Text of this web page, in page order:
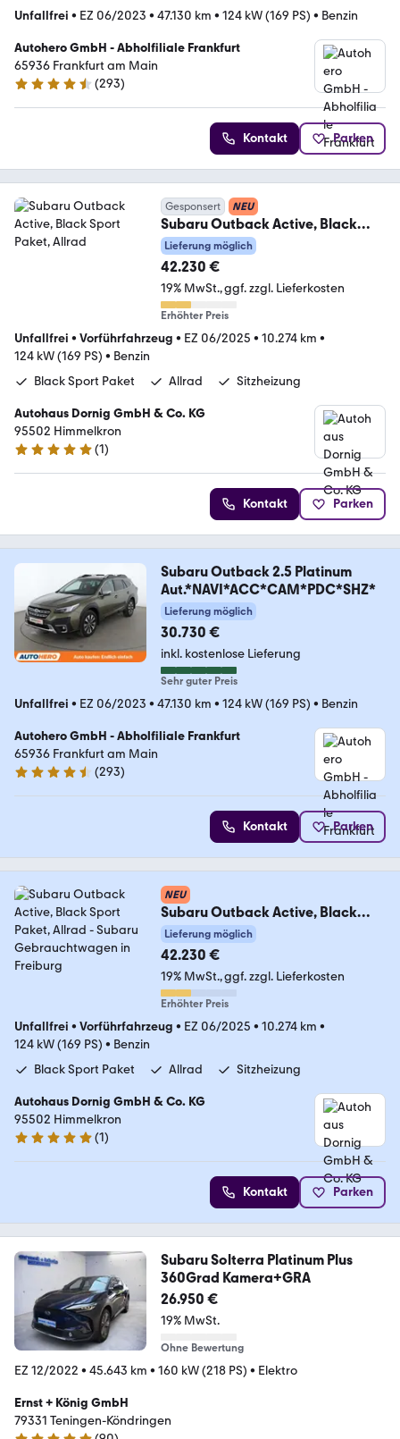
Unfallfrei • EZ 06/2023 • 47.130 km • 124 kW (169 PS) • Benzin
Autohero GmbH - Abholfiliale Frankfurt
65936 Frankfurt am Main
4.6 Sterne
(293)
Kontakt Parken
Gesponsert NEU
Subaru Outback Active, Black
Sport Paket, Allrad
Lieferung möglich
42.230 €
19% MwSt. ggf. zzgl. Lieferkosten
Erhöhter Preis
Unfallfrei • Vorführfahrzeug • EZ 06/2025 • 10.274 km •
124 kW (169 PS) • Benzin
Black Sport Paket
Allrad Sitzheizung
Autohaus Dornig GmbH & Co. KG
95502 Himmelkron
5 Sterne
(1)
Kontakt Parken
Subaru Outback 2.5 Platinum
Aut.*NAVI*ACC*CAM*PDC*SHZ*
Lieferung möglich
30.730 €
inkl. kostenlose Lieferung
Sehr guter Preis
Unfallfrei • EZ 06/2023 • 47.130 km • 124 kW (169 PS) • Benzin
Autohero GmbH - Abholfiliale Frankfurt
65936 Frankfurt am Main
4.6 Sterne
(293)
Kontakt Parken
NEU
Subaru Outback Active, Black
Sport Paket, Allrad
Lieferung möglich
42.230 €
19% MwSt. ggf. zzgl. Lieferkosten
Erhöhter Preis
Unfallfrei • Vorführfahrzeug • EZ 06/2025 • 10.274 km •
124 kW (169 PS) • Benzin
Black Sport Paket
Allrad Sitzheizung
Autohaus Dornig GmbH & Co. KG
95502 Himmelkron
5 Sterne
(1)
Kontakt Parken
Subaru Solterra Platinum Plus
360Grad Kamera+GRA
26.950 €
19% MwSt.
Ohne Bewertung
EZ 12/2022 • 45.643 km • 160 kW (218 PS) • Elektro
Ernst + König GmbH
79331 Teningen-Köndringen